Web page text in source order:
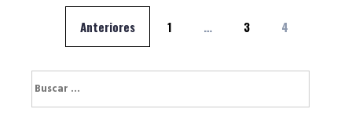
Navegación
entradas
Anteriores 1 … 3 4
Buscar: